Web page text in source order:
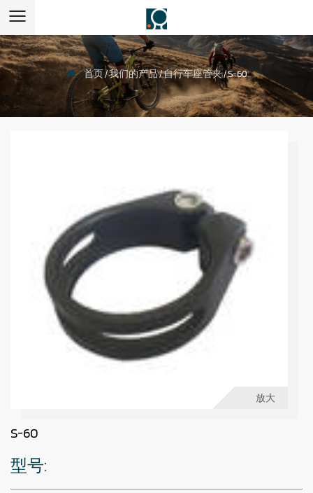
首页/我们的产品/自行车座管夹/S-60
放大
S-60
型号: